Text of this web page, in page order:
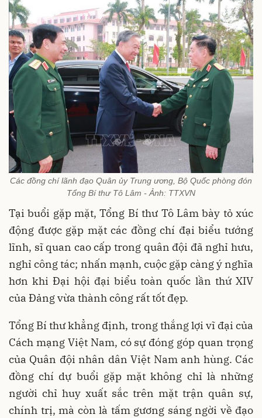
Các đồng chí lãnh đạo Quân ủy Trung ương, Bộ Quốc phòng đón
Tổng Bí thư Tô Lâm - Ảnh: TTXVN
Tại buổi gặp mặt, Tổng Bí thư Tô Lâm bày tỏ xúc
động được gặp mặt các đồng chí đại biểu tướng
lĩnh, sĩ quan cao cấp trong quân đội đã nghỉ hưu,
nghỉ công tác; nhấn mạnh, cuộc gặp càng ý nghĩa
hơn khi Đại hội đại biểu toàn quốc lần thứ XIV
của Đảng vừa thành công rất tốt đẹp.
Tổng Bí thư khẳng định, trong thắng lợi vĩ đại của
Cách mạng Việt Nam, có sự đóng góp quan trọng
của Quân đội nhân dân Việt Nam anh hùng. Các
đồng chí dự buổi gặp mặt không chỉ là những
người chỉ huy xuất sắc trên mặt trận quân sự,
chính trị, mà còn là tấm gương sáng ngời về đạo